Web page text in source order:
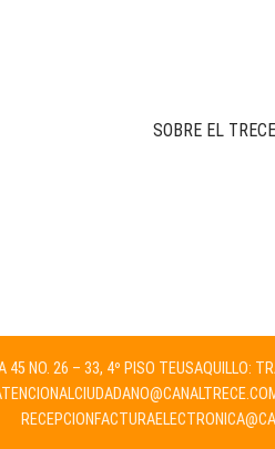
SOBRE EL TRECE
45 NO. 26 – 33, 4º PISO TEUSAQUILLO: